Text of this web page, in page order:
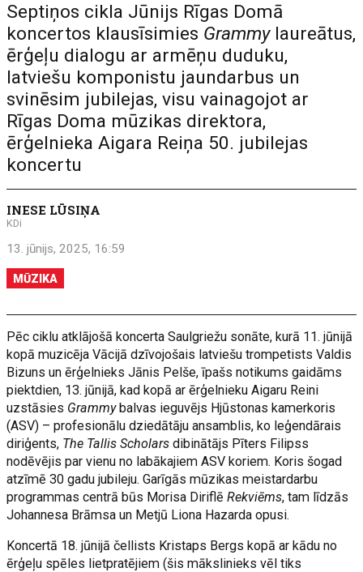
Septiņos cikla Jūnijs Rīgas Domā
koncertos klausīsimies Grammylaureātus,
ērģeļu dialogu ar armēņu duduku,
latviešu komponistu jaundarbus un
svinēsim jubilejas, visu vainagojot ar
Rīgas Doma mūzikas direktora,
ērģelnieka Aigara Reiņa 50. jubilejas
koncertu
INESE LŪSIŅA
KDi
13. jūnijs, 2025, 16:59
MŪZIKA
Pēc ciklu atklājošā koncerta Saulgriežu sonāte, kurā 11. jūnijā
kopā muzicēja Vācijā dzīvojošais latviešu trompetists Valdis
Bizuns un ērģelnieks Jānis Pelše, īpašs notikums gaidāms
piektdien, 13. jūnijā, kad kopā ar ērģelnieku Aigaru Reini
uzstāsies Grammybalvas ieguvējs Hjūstonas kamerkoris
(ASV) – profesionālu dziedātāju ansamblis, ko leģendārais
diriģents, The Tallis Scholars dibinātājs Pīters Filipss
nodēvējis par vienu no labākajiem ASV koriem. Koris šogad
atzīmē 30 gadu jubileju. Garīgās mūzikas meistardarbu
programmas centrā būs Morisa DiriflēRekviēms, tam līdzās
Johannesa Brāmsa un Metjū Liona Hazarda opusi.
Koncertā 18. jūnijā čellists Kristaps Bergs kopā ar kādu no
ērģeļu spēles lietpratējiem (šis mākslinieks vēl tiks